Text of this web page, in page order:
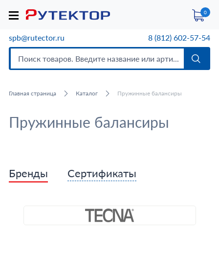
0
spb@rutector.ru 8 (812) 602-57-54
Главная страница Каталог Пружинные балансиры
Пружинные балансиры
Бренды Сертификаты